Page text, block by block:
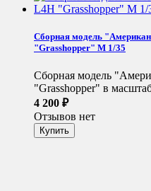
Сборная модель
"Grasshopper" М 1/35
Сборная модель
"Grasshopper" в
4 200 ₽
Отзывов нет